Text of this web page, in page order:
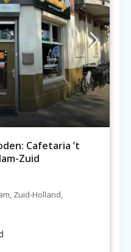
Cafetaria ’t
Zuid
Zuid-Holland,